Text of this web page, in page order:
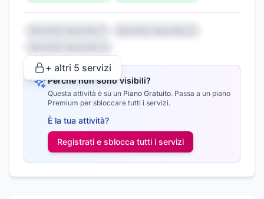
+ altri 5 servizi
Perché non sono visibili?
Questa attività è su un Piano Gratuito. Passa a un piano
Premium per sbloccare tutti i servizi.
È la tua attività?
Registrati e sblocca tutti i servizi